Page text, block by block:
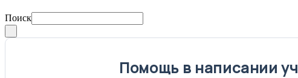
Поиск
Помощь в написании